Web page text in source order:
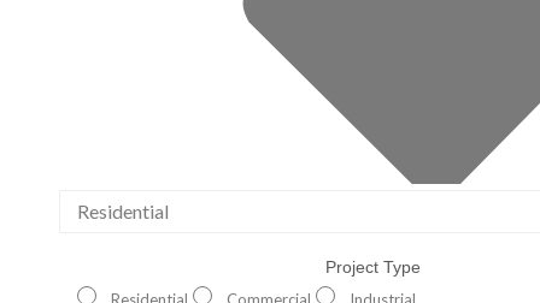
Project Type